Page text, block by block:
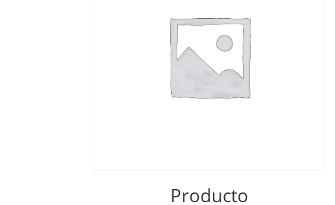
Producto